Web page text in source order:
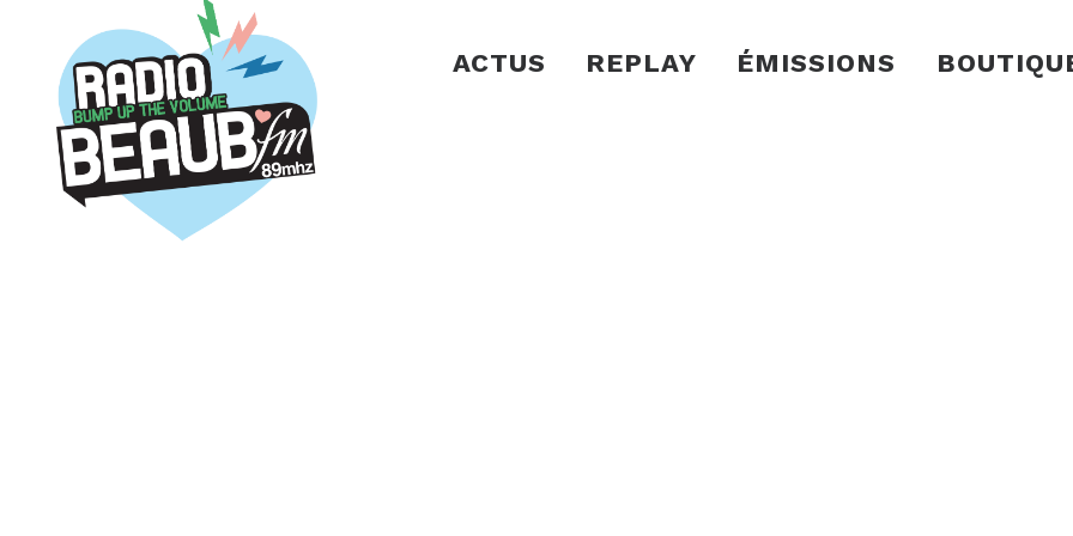
Panneau de gestion des cookies
ACTUS REPLAY ÉMISSIONS